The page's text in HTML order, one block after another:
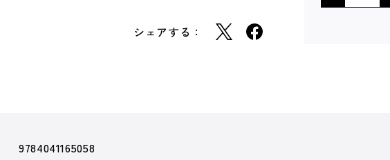
シェアする：
9784041165058